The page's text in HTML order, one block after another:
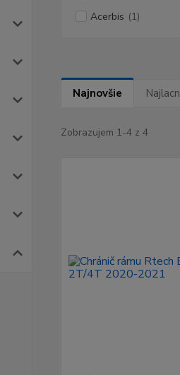
Acerbis (1)
Najnovšie
Zobrazujem 1-4 z 4